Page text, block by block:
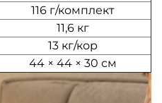
116 г/комплект
11,6 кг
13 кг/кор
44 × 44 × 30 см